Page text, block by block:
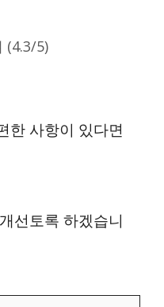
(4.3/5)
한 사항이 있다면
선토록 하겠습니